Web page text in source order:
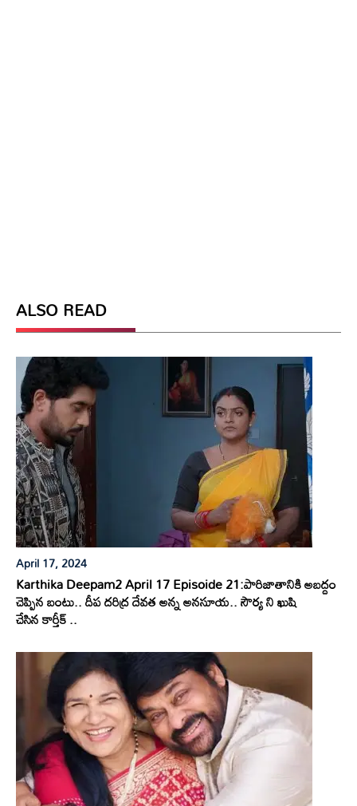
ALSO READ
April 17, 2024
Karthika Deepam2 April 17 Episoide 21:పారిజాతానికి అబద్దం
చెప్పిన బంటు.. దీప దరిద్ర దేవత అన్న అనసూయ.. సౌర్య ని ఖుషి
చేసిన కార్తీక్ ..